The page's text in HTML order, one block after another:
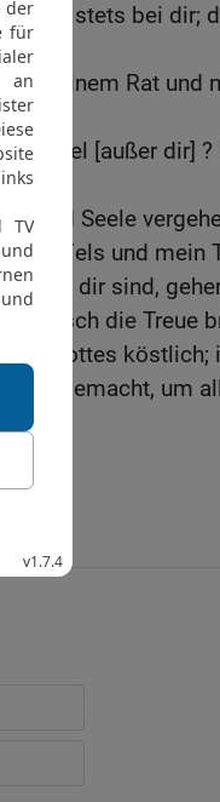
ich stets bei dir;
deinem Rat und
[außer dir]
und Seele
Fels und mein
von dir sind,
die Treue
Gottes köstlich;
gemacht, um